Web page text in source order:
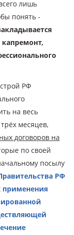
лишь
понять -
РФ
на весь
месяцев,
договоров на
по своей
посылу
РФ
применения